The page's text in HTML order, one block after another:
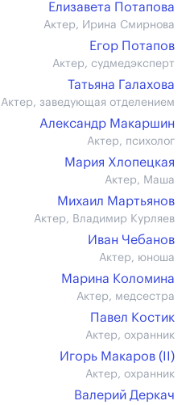
Елизавета Потапова
Актер, Ирина Смирнова
Егор Потапов
Актер, судмедэксперт
Татьяна Галахова
Актер, заведующая отделением
Александр Макаршин
Актер, психолог
Мария Хлопецкая
Актер, Маша
Михаил Мартьянов
Актер, Владимир Курляев
Иван Чебанов
Актер, юноша
Марина Коломина
Актер, медсестра
Павел Костик
Актер, охранник
Игорь Макаров (II)
Актер, охранник
Валерий Деркач